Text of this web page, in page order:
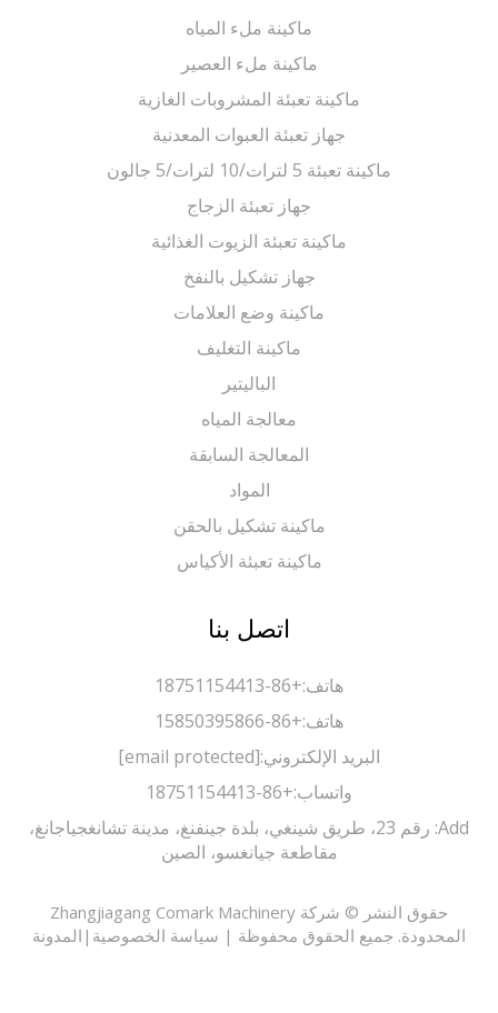
ماكينة ملء المياه
ماكينة ملء العصير
ماكينة تعبئة المشروبات الغازية
جهاز تعبئة العبوات المعدنية
ماكينة تعبئة 5 لترات/10 لترات/5 جالون
جهاز تعبئة الزجاج
ماكينة تعبئة الزيوت الغذائية
جهاز تشكيل بالنفخ
ماكينة وضع العلامات
ماكينة التغليف
الباليتير
معالجة المياه
المعالجة السابقة
ماكينة تشكيل بالحقن
ماكينة تعبئة الأكياس
اتصل بنا
+86-18751154413
+86-15850395866
البريد الإلكتروني:[email protected]
واتساب:+86-18751154413
Add: رقم 23، طريق شينغي، بلدة جينفنغ، مدينة تشانغجياجانغ،
مقاطعة جيانغسو، الصين
حقوق النشر © شركة Zhangjiagang Comark Machinery
جميع الحقوق محفوظة |سياسة الخصوصية|المدونة